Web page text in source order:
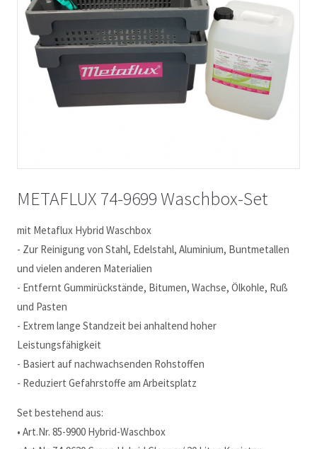
METAFLUX 74-9699 Waschbox-Set
mit Metaflux Hybrid Waschbox
- Zur Reinigung von Stahl, Edelstahl, Aluminium, Buntmetallen
und vielen anderen Materialien
- Entfernt Gummirückstände, Bitumen, Wachse, Ölkohle, Ruß
und Pasten
- Extrem lange Standzeit bei anhaltend hoher
Leistungsfähigkeit
- Basiert auf nachwachsenden Rohstoffen
- Reduziert Gefahrstoffe am Arbeitsplatz
Set bestehend aus:
• Art.Nr. 85-9900 Hybrid-Waschbox